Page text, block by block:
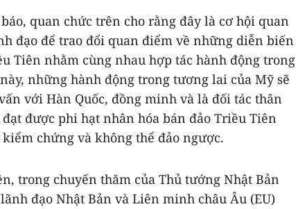
quan chức trên cho rằng đây là cơ hội quan
đạo để trao đổi quan điểm về những diễn biến
Tiên nhằm cùng nhau hợp tác hành động trong
những hành động trong tương lai của Mỹ sẽ
với Hàn Quốc, đồng minh và là đối tác thân
được phi hạt nhân hóa bán đảo Triều Tiên
chứng và không thể đảo ngược.
trong chuyến thăm của Thủ tướng Nhật Bản
đạo Nhật Bản và Liên minh châu Âu (EU)